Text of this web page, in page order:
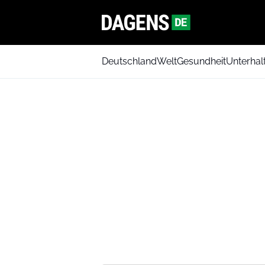
DeutschlandWeltGesundheit